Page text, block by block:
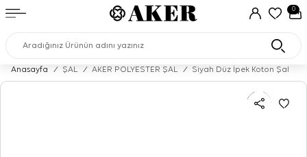
0
Anasayfa / ŞAL / AKER POLYESTER ŞAL / Siyah Düz İpek Koton Şal